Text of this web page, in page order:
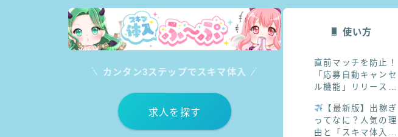
カンタン3ステップでスキマ体入
求人を探す
使い方
直前マッチを防止！
「応募自動キャンセ
ル機能」リリース
ぷ】【最新版】出稼ぎ
ってなに？人気の理
由と「スキマ体入